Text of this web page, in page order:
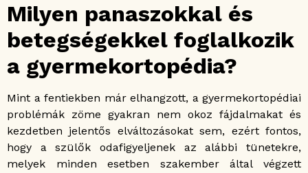
Milyen panaszokkal és
betegségekkel foglalkozik
a gyermekortopédia?
Mint a fentiekben már elhangzott, a gyermekortopédiai
problémák zöme gyakran nem okoz fájdalmakat és
kezdetben jelentős elváltozásokat sem, ezért fontos,
hogy a szülők odafigyeljenek az alábbi tünetekre,
melyek minden esetben szakember által végzett